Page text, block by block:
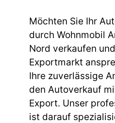
Möchten Sie Ihr
durch Wohnmobil
Nord verkaufen
Exportmarkt
Ihre zuverlässige
den Autoverkauf
Export. Unser
ist darauf